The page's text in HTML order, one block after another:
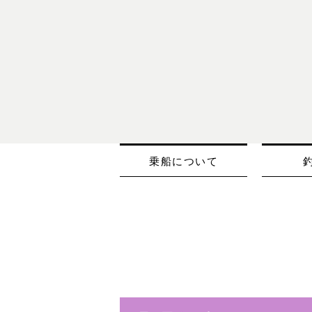
乗船について